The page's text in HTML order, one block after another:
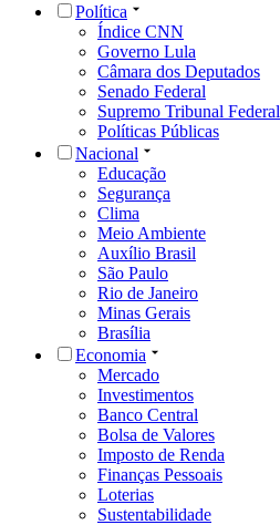
Política
Índice CNN
Governo Lula
Câmara dos Deputados
Senado Federal
Supremo Tribunal Federal
Políticas Públicas
Nacional
Educação
Segurança
Clima
Meio Ambiente
Auxílio Brasil
São Paulo
Rio de Janeiro
Minas Gerais
Brasília
Economia
Mercado
Investimentos
Banco Central
Bolsa de Valores
Imposto de Renda
Finanças Pessoais
Loterias
Sustentabilidade